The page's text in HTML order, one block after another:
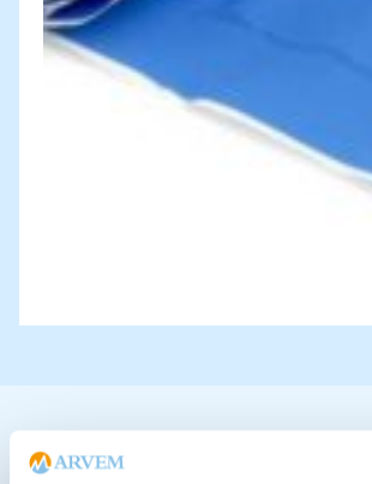
Andere producten in deze